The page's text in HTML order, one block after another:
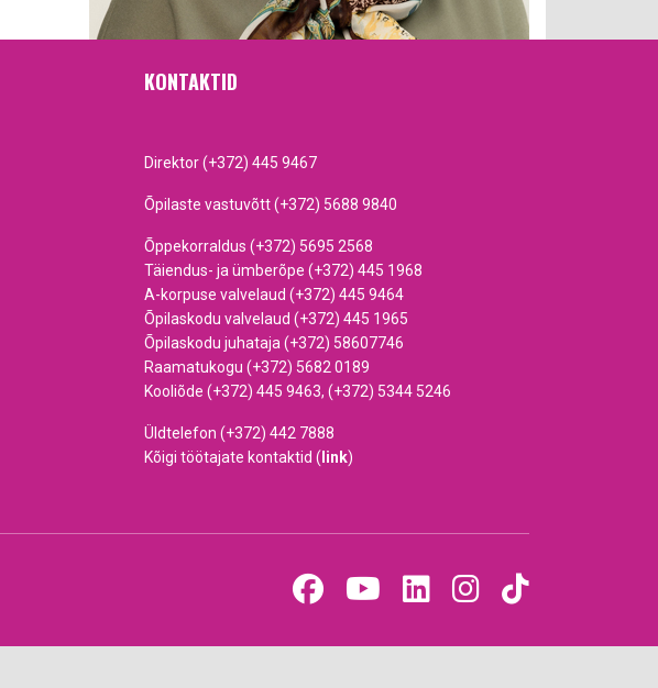
KONTAKTID
Direktor (+372) 445 9467
Õpilaste vastuvõtt (+372) 5688 9840
Õppekorraldus (+372) 5695 2568
Täiendus- ja ümberõpe (+372) 445 1968
A-korpuse valvelaud (+372) 445 9464
Õpilaskodu valvelaud (+372) 445 1965
Õpilaskodu juhataja (+372) 58607746
Raamatukogu (+372) 5682 0189
Kooliõde (+372) 445 9463, (+372) 5344 5246
Üldtelefon (+372) 442 7888
Kõigi töötajate kontaktid ( link)